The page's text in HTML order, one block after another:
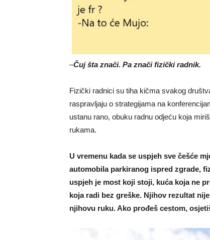
–Čuj šta znači. Pa znači fizički radnik.
Fizički radnici su tiha kičma svakog
raspravljaju o strategijama na
ustanu rano, obuku radnu odjeću koja
rukama.
U vremenu kada se uspjeh sve češće
automobila parkiranog ispred zgrade,
uspjeh je most koji stoji, kuća koja ne
koja radi bez greške. Njihov rezultat
njihovu ruku. Ako prođeš cestom,